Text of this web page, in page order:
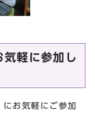
軽に参加し
お気軽にご参加